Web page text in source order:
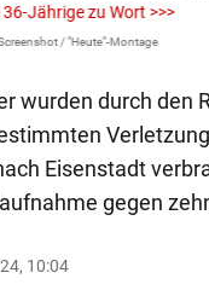
Jährige zu Wort >>>
/ "Heute"-Montage
wurden durch den
Eisenstadt
gegen
10:04